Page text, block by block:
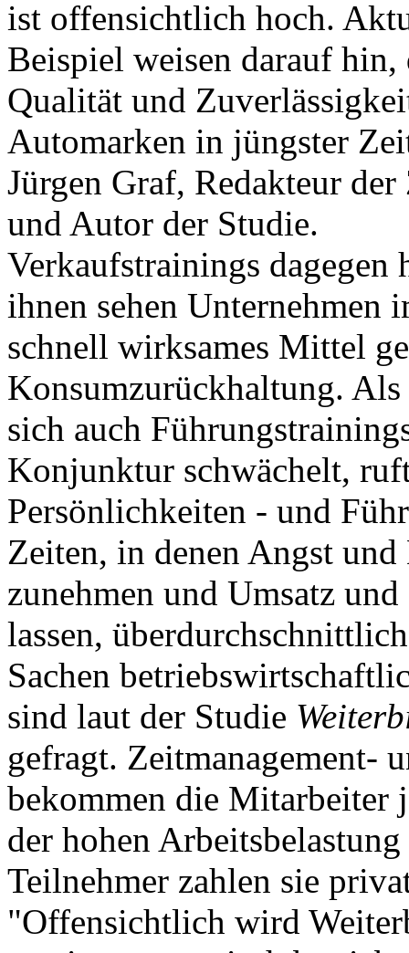
ist offensichtlich hoch.
Beispiel weisen darauf hin,
Qualität und
Automarken in jüngster
Jürgen Graf, Redakteur
und Autor der Studie.
Verkaufstrainings
ihnen sehen Unternehmen
schnell wirksames Mittel
Konsumzurückhaltung.
sich auch
Konjunktur schwächelt,
Persönlichkeiten - und
Zeiten, in denen Angst
zunehmen und Umsatz
lassen,
Sachen
sind laut der Studie
gefragt. Zeitmanagement-
bekommen die Mitarbeiter
der hohen
Teilnehmer zahlen sie
"Offensichtlich wird